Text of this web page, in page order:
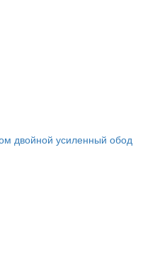
двойной усиленный обод